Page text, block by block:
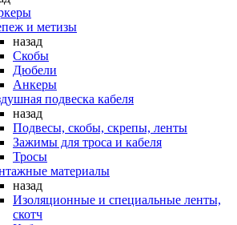
и метизы
назад
Скобы
Дюбели
Анкеры
подвеска кабеля
назад
Подвесы, скобы, скрепы, ленты
Зажимы для троса и кабеля
Тросы
материалы
назад
Изоляционные и специальные ленты,
скотч